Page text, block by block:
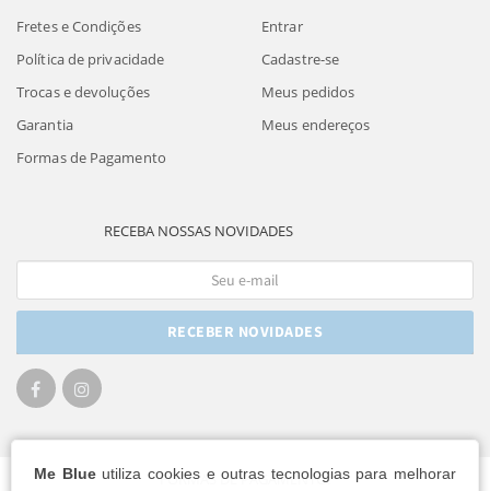
Me Blueutiliza cookies e outras tecnologias para melhorar
Fretes e Condições
Política de privacidade
Trocas e devoluções
Garantia
Formas de Pagamento
Entrar
Cadastre-se
Meus pedidos
Meus endereços
RECEBA NOSSAS NOVIDADES
RECEBER NOVIDADES
FORMAS DE PAGAMENTO: